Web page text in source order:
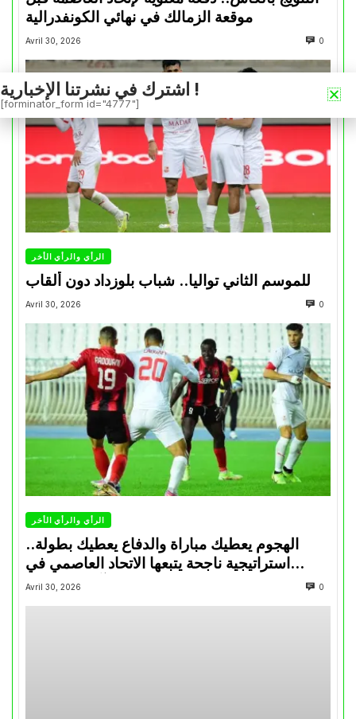
موقعة الزمالك في نهائي الكونفدرالية
Avril 30, 2026 0
الرأي والرأي الأخر
للموسم الثاني تواليا.. شباب بلوزداد دون ألقاب
Avril 30, 2026 0
الرأي والرأي الأخر
الهجوم يعطيك مباراة والدفاع يعطيك بطولة..
استراتيجية ناجحة يتبعها الاتحاد العاصمي في
تتويجاته آخر السنوات
Avril 30, 2026 0
اشترك في نشرتنا الإخبارية !
[forminator_form id="4777"]